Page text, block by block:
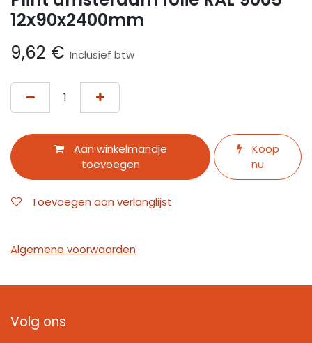
12x90x2400mm
9,62 € Inclusief btw
Aan winkelmandje
toevoegen
Koop
nu
Toevoegen aan verlanglijst
Algemene voorwaarden
Volg ons